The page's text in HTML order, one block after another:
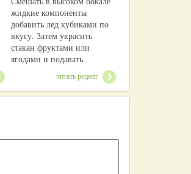
жидкие компоненты
добавить лед кубиками по
вкусу. Затем украсить
стакан фруктами или
ягодами и подавать.
читать рецепт